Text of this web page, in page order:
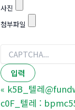
사진
첨부파일
« k5B_텔레
c0F_텔레 :